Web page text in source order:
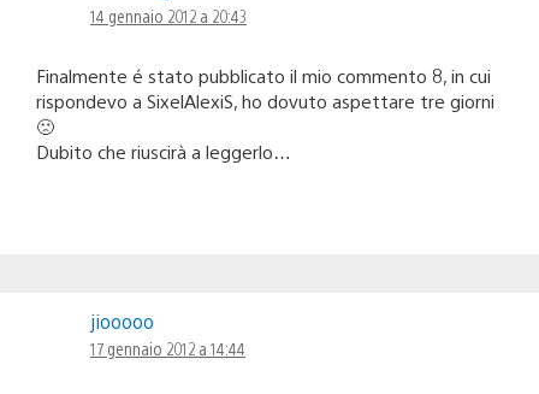
14 gennaio 2012 a 20:43
Finalmente é stato pubblicato il mio commento 8, in cui
rispondevo a SixelAlexiS, ho dovuto aspettare tre giorni
🙁
Dubito che riuscirà a leggerlo…
jiooooo
17 gennaio 2012 a 14:44